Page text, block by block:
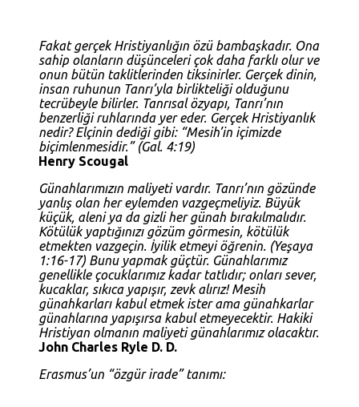
Fakat gerçek Hristiyanlığın özü bambaşkadır. Ona
sahip olanların düşünceleri çok daha farklı olur ve
onun bütün taklitlerinden tiksinirler. Gerçek dinin,
insan ruhunun Tanrı’yla birlikteliği olduğunu
tecrübeyle bilirler. Tanrısal özyapı, Tanrı’nın
benzerliği ruhlarında yer eder. Gerçek Hristiyanlık
nedir? Elçinin dediği gibi: “Mesih’in içimizde
biçimlenmesidir.” (Gal. 4:19)
Henry Scougal
Günahlarımızın maliyeti vardır. Tanrı’nın gözünde
yanlış olan her eylemden vazgeçmeliyiz. Büyük
küçük, aleni ya da gizli her günah bırakılmalıdır.
Kötülük yaptığınızı gözüm görmesin, kötülük
etmekten vazgeçin. İyilik etmeyi öğrenin. (Yeşaya
1:16-17) Bunu yapmak güçtür. Günahlarımız
genellikle çocuklarımız kadar tatlıdır; onları sever,
kucaklar, sıkıca yapışır, zevk alırız! Mesih
günahkarları kabul etmek ister ama günahkarlar
günahlarına yapışırsa kabul etmeyecektir. Hakiki
Hristiyan olmanın maliyeti günahlarımız olacaktır.
John Charles Ryle D. D.
Erasmus’un “özgür irade” tanımı: